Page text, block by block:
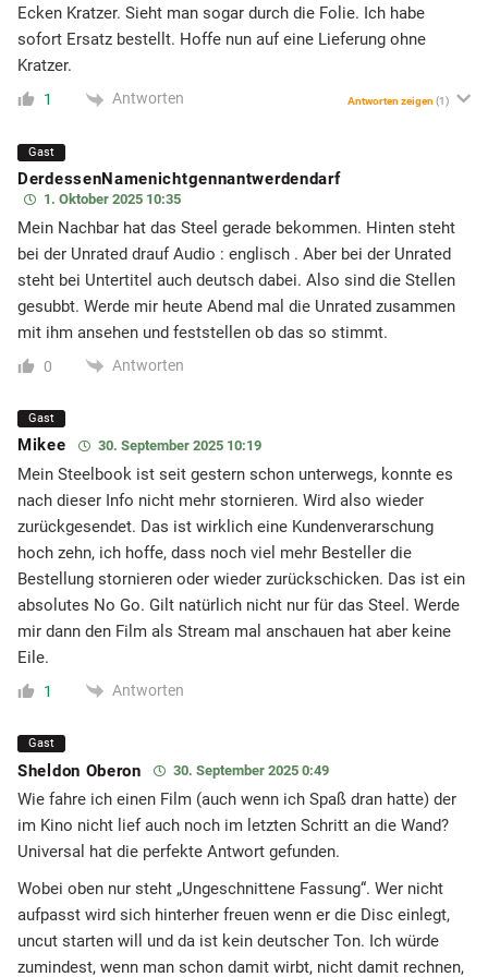
Ecken Kratzer. Sieht man sogar durch die Folie. Ich habe
sofort Ersatz bestellt. Hoffe nun auf eine Lieferung ohne
Kratzer.
1 Antworten Antworten zeigen (1)
Gast
DerdessenNamenichtgennantwerdendarf
1. Oktober 2025 10:35
Mein Nachbar hat das Steel gerade bekommen. Hinten steht
bei der Unrated drauf Audio : englisch . Aber bei der Unrated
steht bei Untertitel auch deutsch dabei. Also sind die Stellen
gesubbt. Werde mir heute Abend mal die Unrated zusammen
mit ihm ansehen und feststellen ob das so stimmt.
0 Antworten
Gast
Mikee 30. September 2025 10:19
Mein Steelbook ist seit gestern schon unterwegs, konnte es
nach dieser Info nicht mehr stornieren. Wird also wieder
zurückgesendet. Das ist wirklich eine Kundenverarschung
hoch zehn, ich hoffe, dass noch viel mehr Besteller die
Bestellung stornieren oder wieder zurückschicken. Das ist ein
absolutes No Go. Gilt natürlich nicht nur für das Steel. Werde
mir dann den Film als Stream mal anschauen hat aber keine
Eile.
1 Antworten
Gast
Sheldon Oberon 30. September 2025 0:49
Wie fahre ich einen Film (auch wenn ich Spaß dran hatte) der
im Kino nicht lief auch noch im letzten Schritt an die Wand?
Universal hat die perfekte Antwort gefunden.
Wobei oben nur steht „Ungeschnittene Fassung“. Wer nicht
aufpasst wird sich hinterher freuen wenn er die Disc einlegt,
uncut starten will und da ist kein deutscher Ton. Ich würde
zumindest, wenn man schon damit wirbt, nicht damit rechnen,